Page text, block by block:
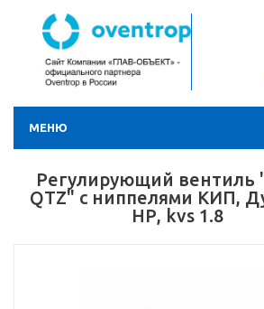
МЕНЮ
Регулирующий вентиль
QTZ" с ниппелями КИП,
НР, kvs 1.8